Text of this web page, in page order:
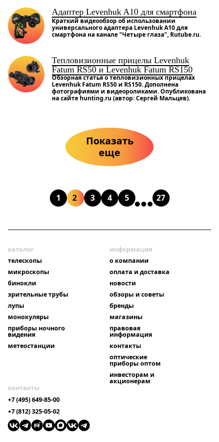
Адаптер Levenhuk A10 для смартфона
Краткий видеообзор об использовании
универсального адаптера Levenhuk A10 для
смартфона на канале "Четыре глаза", Rutube.ru.
Тепловизионные прицелы Levenhuk
Fatum RS50 и Levenhuk Fatum RS150
Обзорная статья о тепловизионных прицелах
Levenhuk Fatum RS50 и RS150. Дополнена
фотографиями и видеороликами. Опубликована
на сайте hunting.ru (автор: Сергей Мальцев).
Показать
еще
1 2 3 4 5 27
каталог
телескопы
микроскопы
бинокли
зрительные трубы
лупы
монокуляры
приборы ночного
видения
метеостанции
информация
о компании
оплата и доставка
новости
обзоры и советы
бренды
магазины
правовая
информация
контакты
оптические
приборы оптом
инвесторам и
акционерам
контакты
+7 (495) 649-85-00
+7 (812) 325-05-02